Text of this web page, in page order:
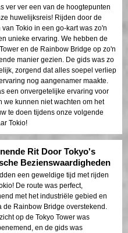
ver ver een van de hoogtepunten
huwelijksreis! Rijden door de
van Tokio in een go-kart was zo'n
unieke ervaring. We hebben de
en de Rainbow Bridge op zo'n
manier gezien. De gids was zo
zorgend dat alles soepel verliep
nog aangenamer maakte.
een onvergetelijke ervaring voor
we kunnen niet wachten om het
te doen tijdens onze volgende
Tokio!
Rit Door Tokyo's
Bezienswaardigheden
een geweldige tijd met rijden
De route was perfect,
met het industriële gebied en
de Rainbow Bridge overstekend.
op de Tokyo Tower was
en de gids was